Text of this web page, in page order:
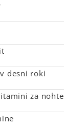
desni roki
za nohte